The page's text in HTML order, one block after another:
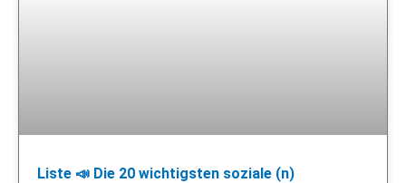
Liste 📣 Die 20 wichtigsten soziale (n)